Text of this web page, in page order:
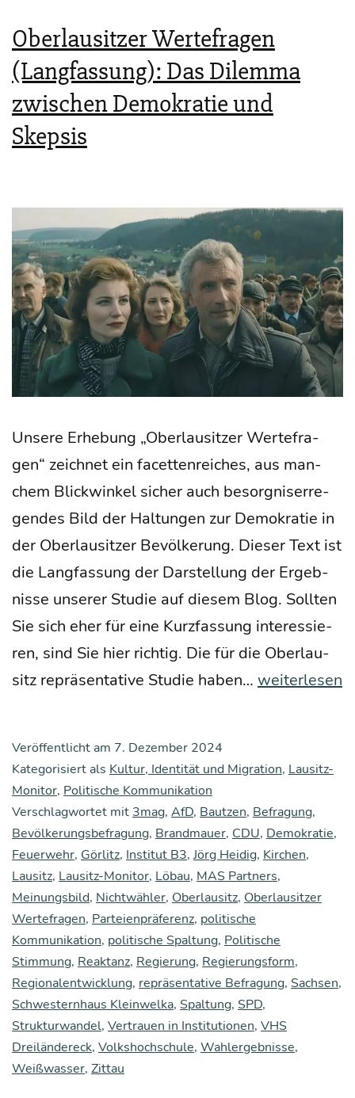
Oberlausitzer Wertefragen
(Langfassung): Das Dilemma
zwischen Demokratie und
Skepsis
Unse­re Erhe­bung „Ober­lau­sit­zer Wer­te­fra­
gen“ zeich­net ein facet­ten­rei­ches, aus man­
chem Blick­win­kel sicher auch besorg­nis­er­re­
gen­des Bild der Hal­tun­gen zur Demo­kra­tie in
der Ober­lau­sit­zer Bevöl­ke­rung. Die­ser Text ist
die Lang­fas­sung der Dar­stel­lung der Ergeb­
nis­se unse­rer Stu­die auf die­sem Blog. Soll­ten
Sie sich eher für eine Kurz­fas­sung inter­es­sie­
ren, sind Sie hier rich­tig. Die für die Ober­lau­
sitz reprä­sen­ta­ti­ve Stu­die haben… Ober­
zer
te­
fra­
(Lang­
sung):
Das
Dilem­
ma
zwi­
weiterlesen
Veröffentlicht am 7. Dezember 2024
Kategorisiert als Kultur, Identität und Migration, Lausitz-
Monitor, Politische Kommunikation
Verschlagwortet mit 3mag, AfD, Bautzen, Befragung,
Bevölkerungsbefragung, Brandmauer, CDU, Demokratie,
Feuerwehr, Görlitz, Institut B3, Jörg Heidig, Kirchen,
Lausitz, Lausitz-Monitor, Löbau, MAS Partners,
Meinungsbild, Nichtwähler, Oberlausitz, Oberlausitzer
Wertefragen, Parteienpräferenz, politische
Kommunikation, politische Spaltung, Politische
Stimmung, Reaktanz, Regierung, Regierungsform,
Regionalentwicklung, repräsentative Befragung, Sachsen,
Schwesternhaus Kleinwelka, Spaltung, SPD,
Strukturwandel, Vertrauen in Institutionen, VHS
Dreiländereck, Volkshochschule, Wahlergebnisse,
Weißwasser, Zittau